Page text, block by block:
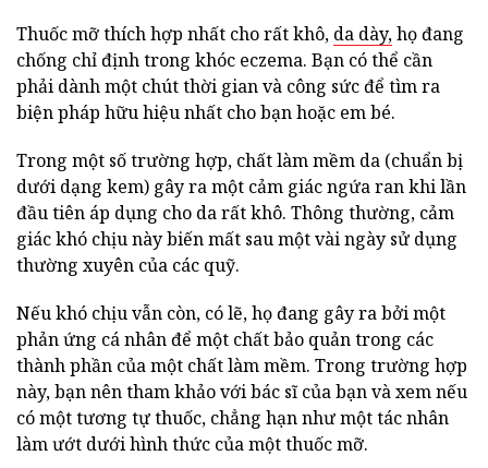
Thuốc mỡ thích hợp nhất cho rất khô, da dày,họ đang
chống chỉ định trong khóc eczema. Bạn có thể cần
phải dành một chút thời gian và công sức để tìm ra
biện pháp hữu hiệu nhất cho bạn hoặc em bé.
Trong một số trường hợp, chất làm mềm da (chuẩn bị
dưới dạng kem) gây ra một cảm giác ngứa ran khi lần
đầu tiên áp dụng cho da rất khô. Thông thường, cảm
giác khó chịu này biến mất sau một vài ngày sử dụng
thường xuyên của các quỹ.
Nếu khó chịu vẫn còn, có lẽ, họ đang gây ra bởi một
phản ứng cá nhân để một chất bảo quản trong các
thành phần của một chất làm mềm. Trong trường hợp
này, bạn nên tham khảo với bác sĩ của bạn và xem nếu
có một tương tự thuốc, chẳng hạn như một tác nhân
làm ướt dưới hình thức của một thuốc mỡ.